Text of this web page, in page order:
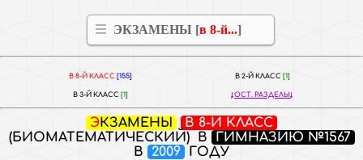
ЭКЗАМЕНЫ [в 8-й...]
В 8-Й КЛАСС [155] В 2-Й КЛАСС [1]
В 3-Й КЛАСС [1] ОСТ. РАЗДЕЛЫ
ЭКЗАМЕНЫ
В 8-Й КЛАСС
(БИОМАТЕМАТИЧЕСКИЙ) В
ГИМНАЗИЮ №1567
В
2009 ГОДУ